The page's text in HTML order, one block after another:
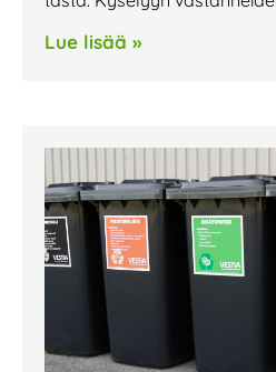
Lue lisää »